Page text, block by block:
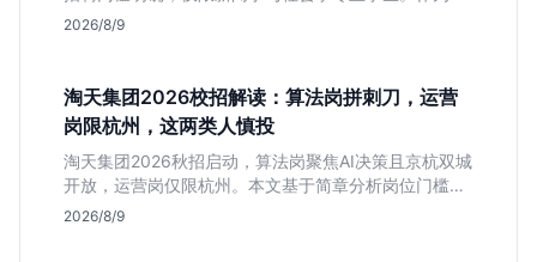
耕非虚构写作的头部团队，该岗位提供独立发稿机会与
2026/8/9
淘天集团2026校招解读：算法岗拼刺刀，运营
岗限杭州，这两类人慎投
淘天集团2026秋招启动，算法岗聚焦AI决策且京杭双城
开放，运营岗仅限杭州。本文基于简章分析岗位门槛、
薪资行情及适合人群，帮应届生判断是否值得投递。
2026/8/9